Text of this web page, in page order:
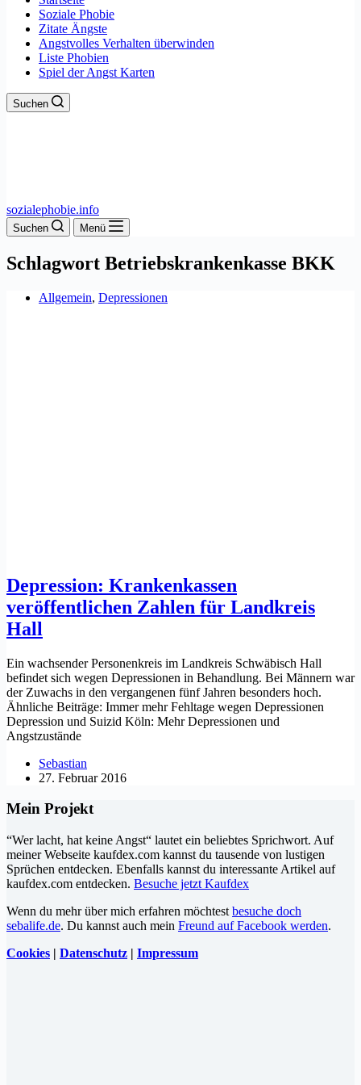
Soziale Phobie
Zitate Ängste
Angstvolles Verhalten überwinden
Liste Phobien
Spiel der Angst Karten
Suchen
sozialephobie.info
Suchen Menü
Schlagwort Betriebskrankenkasse BKK
Allgemein, Depressionen
Depression: Krankenkassen
veröffentlichen Zahlen für Landkreis
Hall
Ein wachsender Personenkreis im Landkreis Schwäbisch Hall
befindet sich wegen Depressionen in Behandlung. Bei Männern war
der Zuwachs in den vergangenen fünf Jahren besonders hoch.
Ähnliche Beiträge: Immer mehr Fehltage wegen Depressionen
Depression und Suizid Köln: Mehr Depressionen und
Angstzustände
Sebastian
27. Februar 2016
Mein Projekt
“Wer lacht, hat keine Angst“ lautet ein beliebtes Sprichwort. Auf
meiner Webseite kaufdex.com kannst du tausende von lustigen
Sprüchen entdecken. Ebenfalls kannst du interessante Artikel auf
kaufdex.com entdecken. Besuche jetzt Kaufdex
Wenn du mehr über mich erfahren möchtest besuche doch
sebalife.de. Du kannst auch mein Freund auf Facebook werden.
Cookies | Datenschutz | Impressum